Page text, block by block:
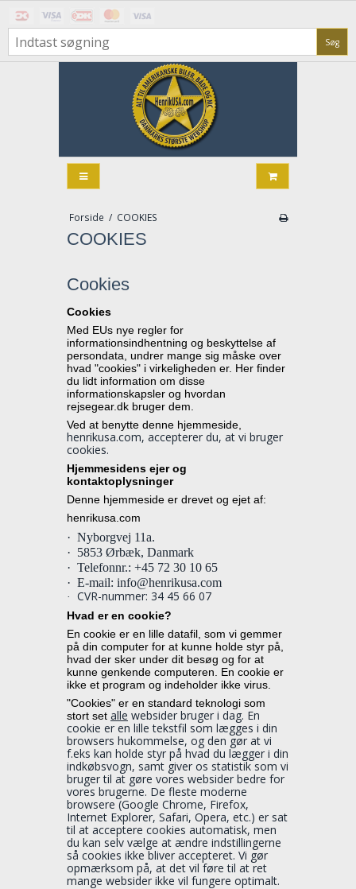
Søg
Forside / COOKIES
COOKIES
Cookies
Cookies
Med EUs nye regler for
informationsindhentning og beskyttelse af
persondata, undrer mange sig måske over
hvad "cookies" i virkeligheden er. Her finder
du lidt information om disse
informationskapsler og hvordan
rejsegear.dk bruger dem.
henrikusa.com, accepterer du, at vi bruger
cookies.
Hjemmesidens ejer og
kontaktoplysninger
Denne hjemmeside er drevet og ejet af:
henrikusa.com
· Nyborgvej 11a.
· 5853 Ørbæk, Danmark
· Telefonnr.: +45 72 30 10 65
· E-mail: info@henrikusa.com
· CVR-nummer: 34 45 66 07
Hvad er en cookie?
En cookie er en lille datafil, som vi gemmer
på din computer for at kunne holde styr på,
hvad der sker under dit besøg og for at
kunne genkende computeren. En cookie er
ikke et program og indeholder ikke virus.
"Cookies" er en standard teknologi som
stort set alle websider bruger i dag. En
cookie er en lille tekstfil som lægges i din
browsers hukommelse, og den gør at vi
f.eks kan holde styr på hvad du lægger i din
indkøbsvogn, samt giver os statistik som vi
bruger til at gøre vores websider bedre for
vores brugerne. De fleste moderne
browsere (Google Chrome, Firefox,
Internet Explorer, Safari, Opera, etc.) er sat
til at acceptere cookies automatisk, men
du kan selv vælge at ændre indstillingerne
så cookies ikke bliver accepteret. Vi gør
opmærksom på, at det vil føre til at ret
mange websider ikke vil fungere optimalt.